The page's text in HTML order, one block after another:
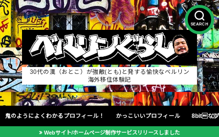
SEARCH
30代の漢（おとこ）が強敵(とも)と発する愉快なベルリン
海外移住体験記
鬼のようによくわかるプロフィール！ かっこいいプロフィール 8bitな
Webサイト/ホームページ制作サービスリリースしました